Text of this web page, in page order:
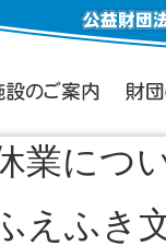
業につ
えふ